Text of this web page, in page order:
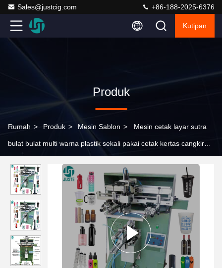
Sales@justcig.com +86-188-2025-6376
Kutipan
Produk
Rumah > Produk > Mesin Sablon > Mesin cetak layar sutra
bulat bulat multi warna plastik sekali pakai cetak kertas cangkir